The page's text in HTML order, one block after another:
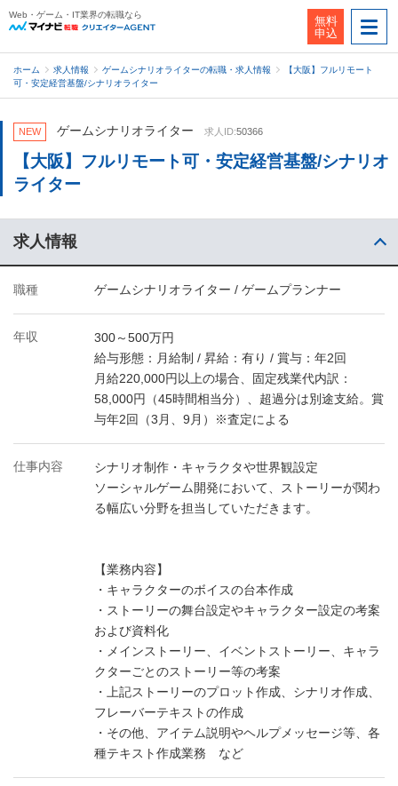
Web・ゲーム・IT業界の転職なら
無料
申込
ホーム 求人情報 ゲームシナリオライターの転職・求人情報
【大阪】フルリモート
可・安定経営基盤/シナリオライター
NEW ゲームシナリオライター 求人ID:50366
【大阪】フルリモート可・安定経営基盤/シナリオ
ライター
求人情報
職種 ゲームシナリオライター / ゲームプランナー
年収
300～500万円
給与形態：月給制 / 昇給：有り / 賞与：年2回
月給220,000円以上の場合、固定残業代内訳：
58,000円（45時間相当分）、超過分は別途支給。賞
与年2回（3月、9月）※査定による
仕事内容
シナリオ制作・キャラクタや世界観設定
ソーシャルゲーム開発において、ストーリーが関わ
る幅広い分野を担当していただきます。
【業務内容】
・キャラクターのボイスの台本作成
・ストーリーの舞台設定やキャラクター設定の考案
および資料化
・メインストーリー、イベントストーリー、キャラ
クターごとのストーリー等の考案
・上記ストーリーのプロット作成、シナリオ作成、
フレーバーテキストの作成
・その他、アイテム説明やヘルプメッセージ等、各
種テキスト作成業務 など